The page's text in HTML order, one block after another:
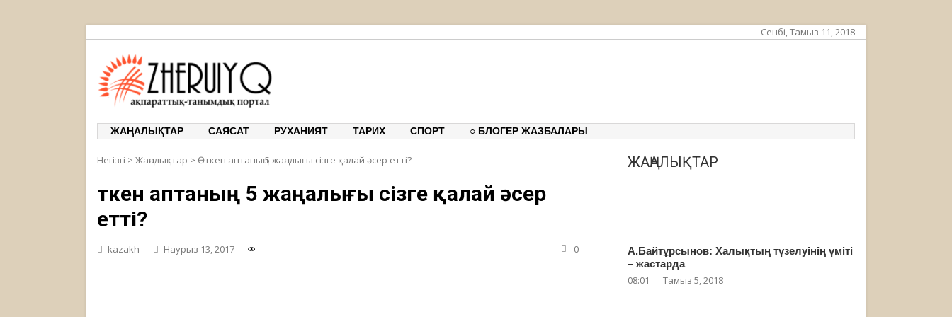
Сенбі, Тамыз 11, 2018
ЖАҢАЛЫҚТАР САЯСАТ РУХАНИЯТ ТАРИХ СПОРТ ○ БЛОГЕР ЖАЗБАЛАРЫ
Негізгі > Жаңалықтар > Өткен аптаның 5 жаңалығы сізге қалай әсер етті?
Өткен аптаның 5 жаңалығы сізге қалай әсер
етті?
kazakh Наурыз 13, 2017 0
ЖАҢАЛЫҚТАР
А.Байтұрсынов: Халықтың түзелуінің үміті
– жастарда
08:01 Тамыз 5, 2018